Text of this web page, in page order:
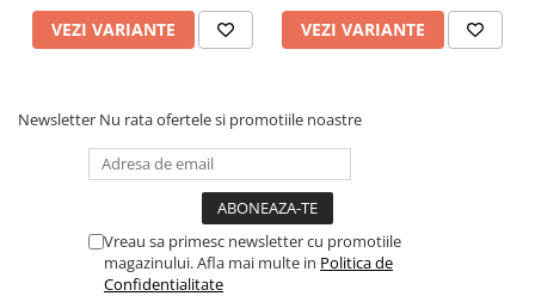
VEZI VARIANTE VEZI VARIANTE
Newsletter Nu rata ofertele si promotiile noastre
Vreau sa primesc newsletter cu promotiile
magazinului. Afla mai multe in Politica de
Confidentialitate